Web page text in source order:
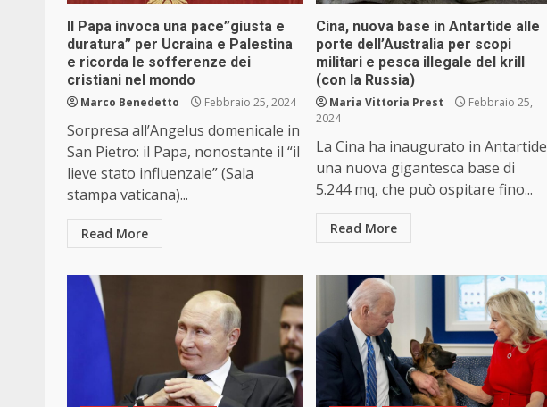
Il Papa invoca una pace”giusta e
duratura” per Ucraina e Palestina
e ricorda le sofferenze dei
cristiani nel mondo
Marco Benedetto Febbraio 25, 2024
Sorpresa all’Angelus domenicale in
San Pietro: il Papa, nonostante il “il
lieve stato influenzale” (Sala
stampa vaticana)...
Read More
Cina, nuova base in Antartide alle
porte dell’Australia per scopi
militari e pesca illegale del krill
(con la Russia)
Maria Vittoria Prest
Febbraio 25,
2024
La Cina ha inaugurato in Antartide
una nuova gigantesca base di
5.244 mq, che può ospitare fino...
Read More